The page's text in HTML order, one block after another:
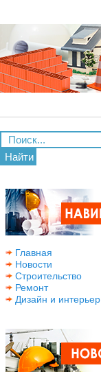
Найти
Главная
Новости
Строительство
Ремонт
Дизайн и интерьер